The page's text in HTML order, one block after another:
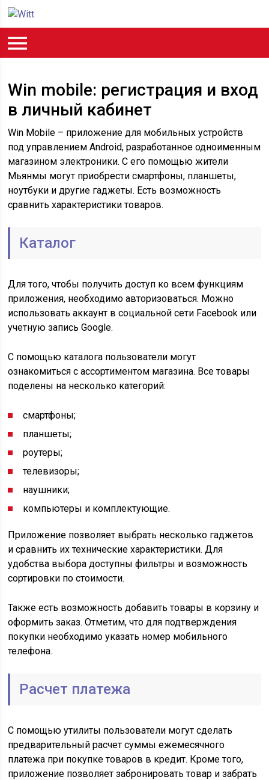
Win mobile: регистрация и вход
в личный кабинет
Win Mobile – приложение для мобильных устройств
под управлением Android, разработанное одноименным
магазином электроники. С его помощью жители
Мьянмы могут приобрести смартфоны, планшеты,
ноутбуки и другие гаджеты. Есть возможность
сравнить характеристики товаров.
Каталог
Для того, чтобы получить доступ ко всем функциям
приложения, необходимо авторизоваться. Можно
использовать аккаунт в социальной сети Facebook или
учетную запись Google.
С помощью каталога пользователи могут
ознакомиться с ассортиментом магазина. Все товары
поделены на несколько категорий:
смартфоны;
планшеты;
роутеры;
телевизоры;
наушники;
компьютеры и комплектующие.
Приложение позволяет выбрать несколько гаджетов
и сравнить их технические характеристики. Для
удобства выбора доступны фильтры и возможность
сортировки по стоимости.
Также есть возможность добавить товары в корзину и
оформить заказ. Отметим, что для подтверждения
покупки необходимо указать номер мобильного
телефона.
Расчет платежа
С помощью утилиты пользователи могут сделать
предварительный расчет суммы ежемесячного
платежа при покупке товаров в кредит. Кроме того,
приложение позволяет забронировать товар и забрать